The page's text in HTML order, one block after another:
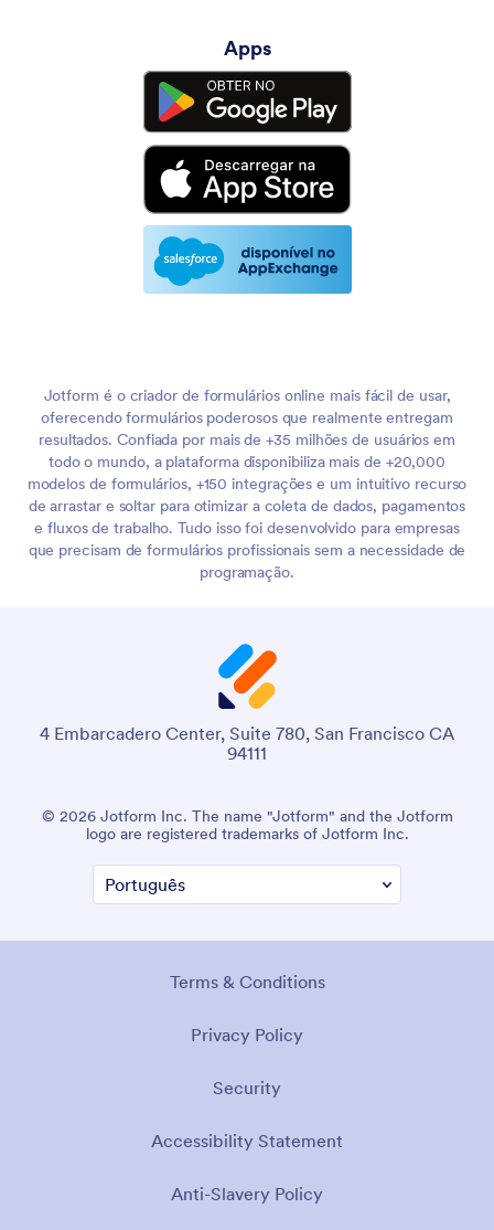
Apps
Jotform é o criador de formulários online mais fácil de usar,
oferecendo formulários poderosos que realmente entregam
resultados. Confiada por mais de +35 milhões de usuários em
todo o mundo, a plataforma disponibiliza mais de +20,000
modelos de formulários, +150 integrações e um intuitivo recurso
de arrastar e soltar para otimizar a coleta de dados, pagamentos
e fluxos de trabalho. Tudo isso foi desenvolvido para empresas
que precisam de formulários profissionais sem a necessidade de
programação.
4 Embarcadero Center, Suite 780, San Francisco CA
94111
© 2026 Jotform Inc. The name "Jotform" and the Jotform
logo are registered trademarks of Jotform Inc.
Terms & Conditions
Privacy Policy
Security
Accessibility Statement
Anti-Slavery Policy